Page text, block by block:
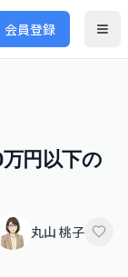
会員登録
円以下の
丸山 桃子